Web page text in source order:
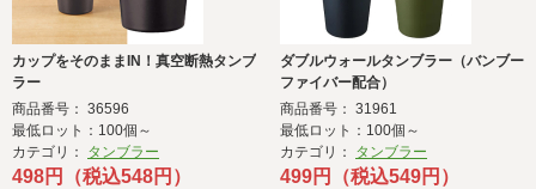
カップをそのままIN！真空断熱タンブ
ラー
商品番号： 36596
最低ロット：100個～
カテゴリ： タンブラー
498円（税込548円）
ダブルウォールタンブラー（バンブー
ファイバー配合）
商品番号： 31961
最低ロット：100個～
カテゴリ： タンブラー
499円（税込549円）